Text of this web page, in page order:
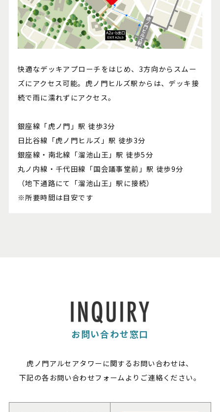
快適なデッキアプローチをはじめ、3方向からスムー
ズにアクセス可能。虎ノ門ヒルズ駅からは、デッキ接
続で雨に濡れずにアクセス。
銀座線「虎ノ門」駅 徒歩3分
日比谷線「虎ノ門ヒルズ」駅 徒歩3分
銀座線・南北線「溜池山王」駅 徒歩5分
丸ノ内線・千代田線「国会議事堂前」駅 徒歩9分
（地下通路にて「溜池山王」駅に接続）
※所要時間は目安です
お問い合わせ窓口
虎ノ門アルセアタワーに関するお問い合わせは、
下記の各お問い合わせフォームよりご連絡ください。